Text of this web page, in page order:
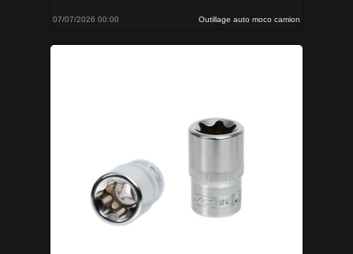
07/07/2026 00:00 Outillage auto moco camion